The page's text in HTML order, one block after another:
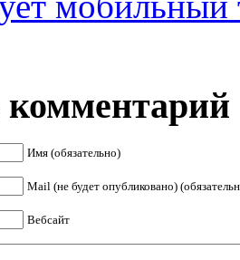
комментарий
Имя (обязательно)
Mail (не будет опубликовано)
Вебсайт